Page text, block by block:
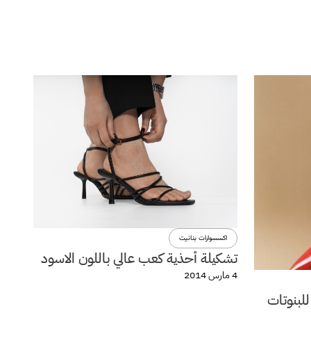
اكسسوارات بنانيت
تشكيلة أحذية كعب عالي باللون الاسود
4 مارس 2014